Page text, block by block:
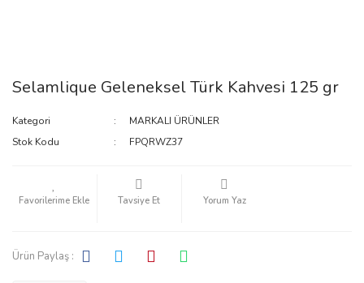
Selamlique Geleneksel Türk Kahvesi 125 gr
Kategori
MARKALI ÜRÜNLER
Stok Kodu
FPQRWZ37
Tavsiye Et Yorum Yaz
Ürün Paylaş :